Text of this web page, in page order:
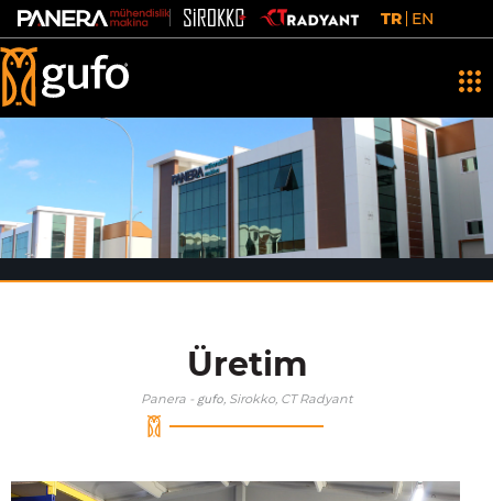
TR EN
Üretim
Panera - gufo, Sirokko, CT Radyant